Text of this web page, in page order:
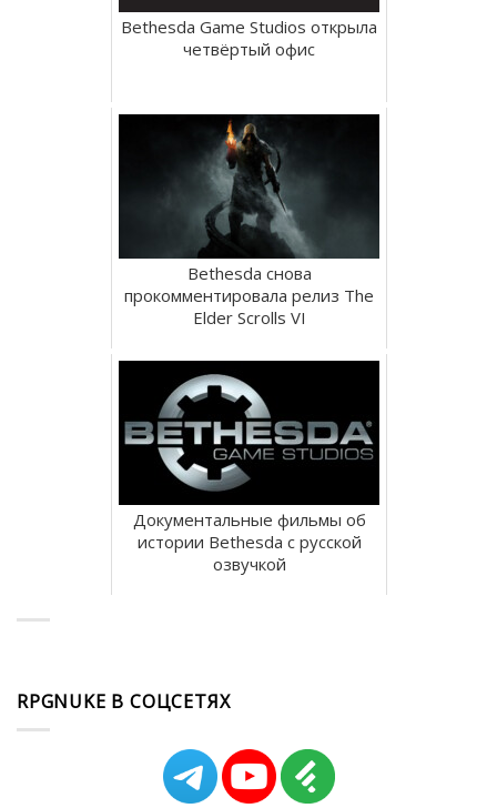
Bethesda Game Studios открыла
четвёртый офис
Bethesda снова
прокомментировала релиз The
Elder Scrolls VI
Документальные фильмы об
истории Bethesda с русской
озвучкой
RPGNUKE В СОЦСЕТЯХ